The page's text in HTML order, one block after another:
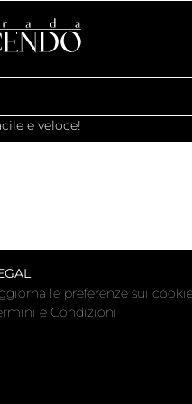
e veloce!
le preferenze sui
e Condizioni